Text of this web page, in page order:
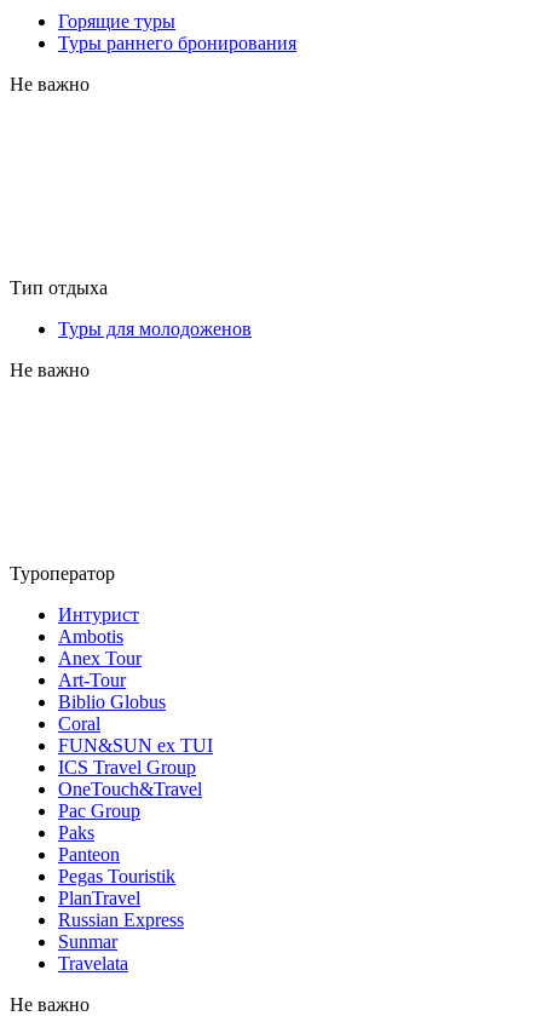
Горящие туры
Туры раннего бронирования
Не важно
Тип отдыха
Туры для молодоженов
Не важно
Туроператор
Интурист
Ambotis
Anex Tour
Art-Tour
Biblio Globus
Coral
FUN&SUN ex TUI
ICS Travel Group
OneTouch&Travel
Pac Group
Paks
Panteon
Pegas Touristik
PlanTravel
Russian Express
Sunmar
Travelata
Не важно